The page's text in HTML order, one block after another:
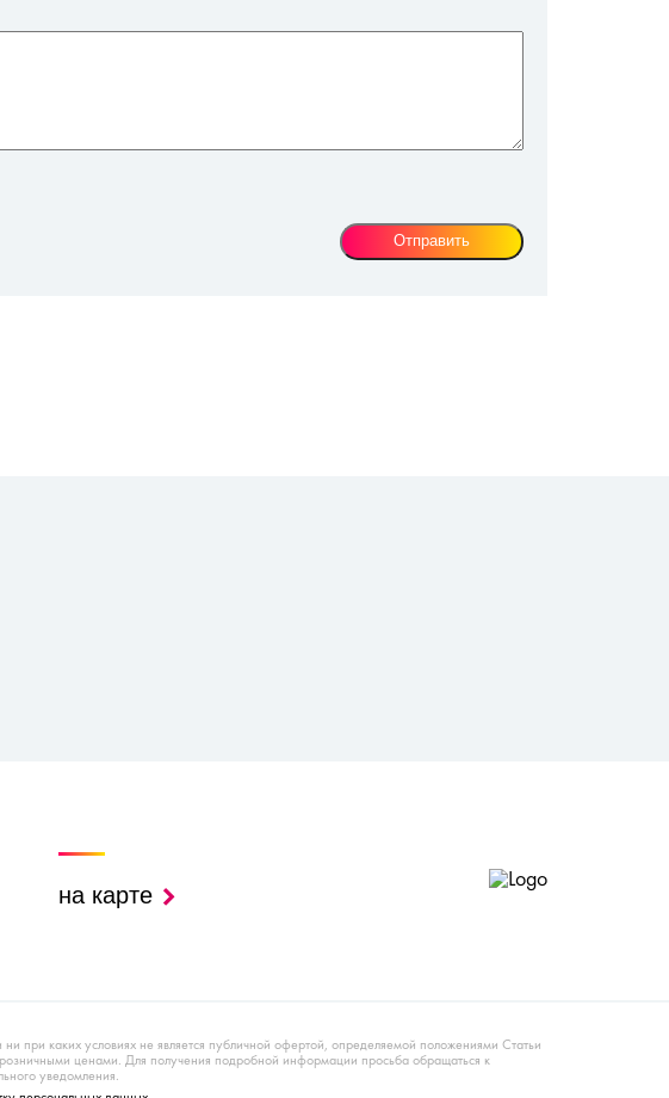
на карте
при каких условиях не является публичной офертой, определяемой положениями Статьи
ценами. Для получения подробной информации просьба обращаться к
уведомления.